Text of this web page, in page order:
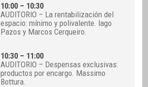
10:00 – 10:30
AUDITORIO – La rentabilización del
espacio: mínimo y polivalente. Iago
Pazos y Marcos Cerqueiro.
10:30 – 11:00
AUDITORIO – Despensas exclusivas:
productos por encargo. Massimo
Bottura.